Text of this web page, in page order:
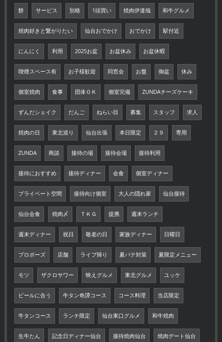
餅 サービス 別格 1頭買い 焼肉伊達哉 和牛グルメ
焼肉好きと繋がりたい 仙台おでかけ おでかけ 駅付近
にんにく 利用 2025お盆 お盆休み お盆休暇
喫煙スペース有 お子様歓迎 同窓会 お盤 御盆 休み
個室焼肉 食事 団体ＯＫ 個室完備 ZUNDAチーズケーキ
ずんだシェイク だんご ねらい目 募集 スタッフ 求人
焼肉の日 東北巡り 仙台出張 本日限定 ２９ 専用
ZUNDA 商談 接待の場 接待会場 接待利用
接待におすすめ 接待ディナー 会食 個室ディナー
プライベート空間 接待向け個室 大人の隠れ家 仙台接待
仙台会食 焼肉〆 ＴＫＧ 提携 週末ランチ
週末ディナー 祝日 敬老の日 家族ディナー 日曜日
プロポーズ 店舗 ライブ帰り 夏バテ対策 夏限定メニュー
モツ ザクロサワー 映えグルメ 東北グルメ ユッケ
ビールに合う 牛タン奇譚コース コース料理 当店限定
牛タンコース ランチ限定 仙台東口グルメ 和牛焼肉
生牛たん 記念日ディナー仙台 接待焼肉仙台 焼肉デート仙台